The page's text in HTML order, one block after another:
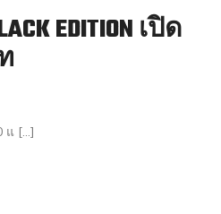
EDITION เปิด
แ […]